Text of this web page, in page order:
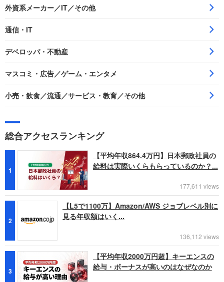
外資系メーカー／IT／その他
通信・IT
デベロッパ・不動産
マスコミ・広告／ゲーム・エンタメ
小売・飲食／流通／サービス・教育／その他
総合アクセスランキング
1
【平均年収864.4万円】日本郵政社員の
給料は実際いくらもらっているのか？...
177,611 views
2
【L5で1100万】Amazon/AWS ジョブレベル別に
見る年収額はいく...
136,112 views
3
【平均年収2000万円超】キーエンスの
給与・ボーナスが高いのはなぜなのか